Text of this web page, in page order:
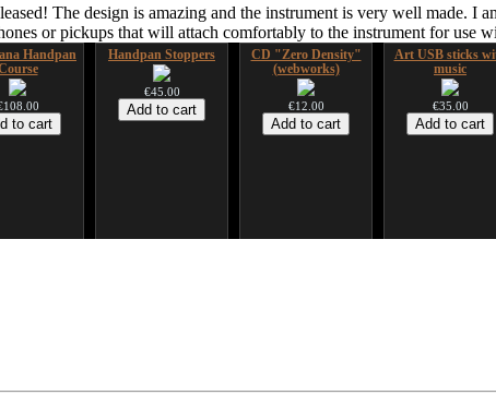
The design is amazing and the instrument is very well made.
or pickups that will attach comfortably to the instrument for use
Handpan
Handpan Stoppers
€45.00
CD "Zero Density"
(webworks)
€12.00
Art USB sticks
music
€35.00